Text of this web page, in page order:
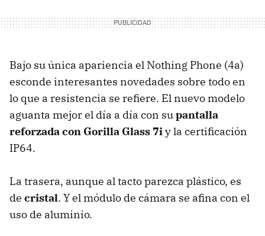
Bajo su única apariencia el Nothing Phone (4a)
esconde interesantes novedades sobre todo en
lo que a resistencia se refiere. El nuevo modelo
aguanta mejor el día a día con supantalla
reforzada con Gorilla Glass 7iy la certificación
IP64.
La trasera, aunque al tacto parezca plástico, es
de cristal. Y el módulo de cámara se afina con el
uso de aluminio.